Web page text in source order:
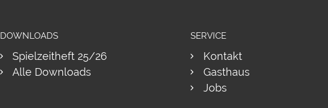
DOWNLOADS
Spielzeitheft 25/26
Alle Downloads
SERVICE
Kontakt
Gasthaus
Jobs